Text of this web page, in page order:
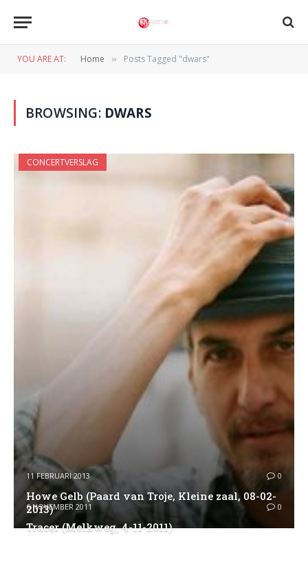
YOU ARE AT: Home » Posts Tagged "dwars"
BROWSING: DWARS
CONCERTVERSLAG
11 FEBRUARI 2013 0
Howe Gelb (Paard van Troje, Kleine zaal, 08-02-
2013)
6 NOVEMBER 2011 0
Tracer (Melkweg, 4-11-2011)